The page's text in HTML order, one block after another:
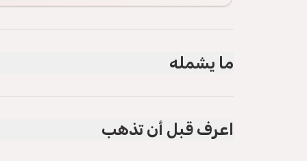
ما يشمله
Lunch
Guide
اعرف قبل أن تذهب